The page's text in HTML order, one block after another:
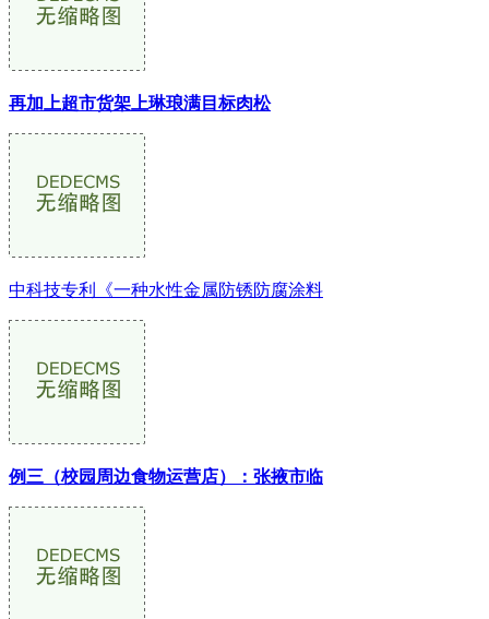
再加上超市货架上琳琅满目标肉松
中科技专利《一种水性金属防锈防腐涂料
例三（校园周边食物运营店）：张掖市临